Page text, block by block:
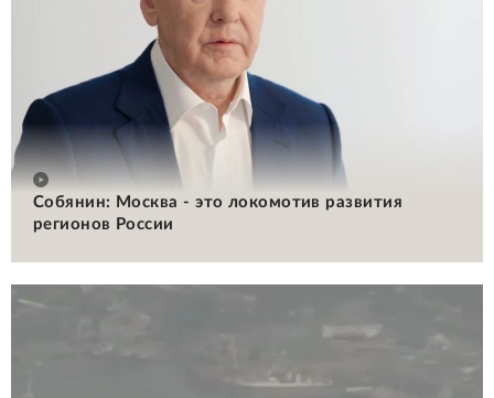
Собянин: Москва - это локомотив развития
регионов России